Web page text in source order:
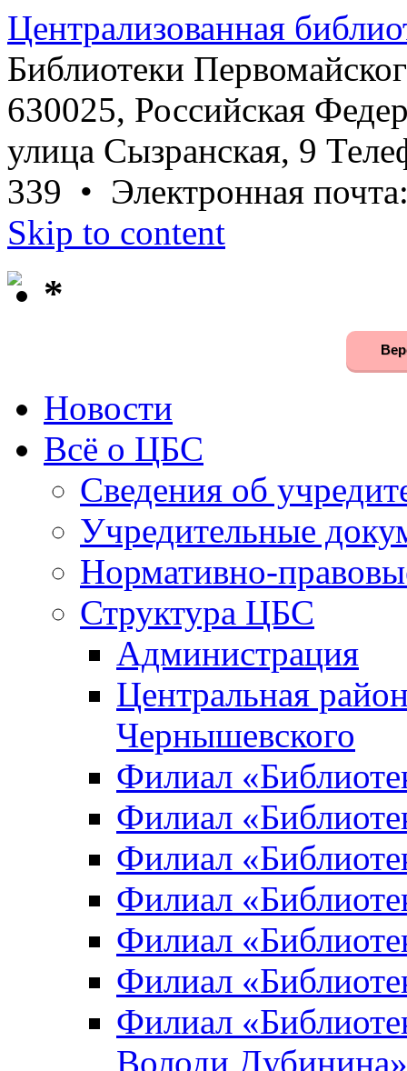
Централизованная
Библиотеки
630025, Российская
улица Сызранская, 9
339 • Электронная
Skip to content
*
Новости
Всё о ЦБС
Сведения об
Учредительные
Нормативно-
Структура ЦБС
Администрация
Центральная
Чернышевского
Филиал
Филиал
Филиал
Филиал
Филиал
Филиал
Филиал
Володи Дубинина»